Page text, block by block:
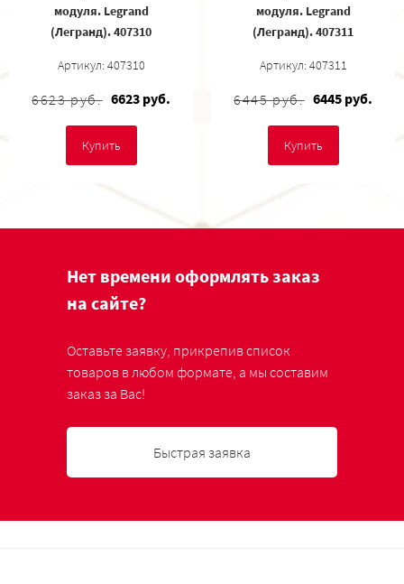
модуля. Legrand
(Легранд). 407310
Артикул: 407310
6623 руб. 6623 руб.
Купить
модуля. Legrand
(Легранд). 407311
Артикул: 407311
6445 руб. 6445 руб.
Купить
Нет времени оформлять заказ
на сайте?
Оставьте заявку, прикрепив список
товаров в любом формате, а мы составим
заказ за Вас!
Быстрая заявка